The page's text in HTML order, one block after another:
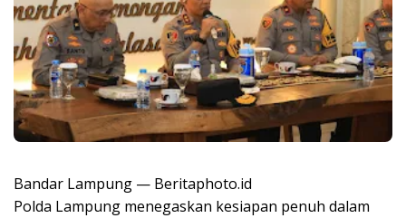
Bandar Lampung — Beritaphoto.id
Polda Lampung menegaskan kesiapan penuh dalam